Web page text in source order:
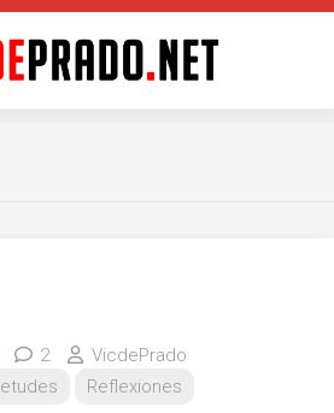
2
VicdePrado
Reflexiones